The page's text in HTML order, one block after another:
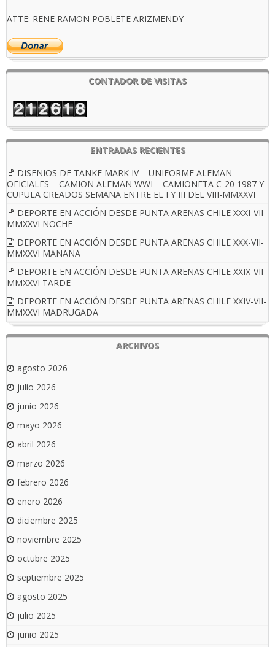
ATTE: RENE RAMON POBLETE ARIZMENDY
CONTADOR DE VISITAS
ENTRADAS RECIENTES
DISENIOS DE TANKE MARK IV – UNIFORME ALEMAN
OFICIALES – CAMION ALEMAN WWI – CAMIONETA C-20 1987 Y
CUPULA CREADOS SEMANA ENTRE EL I Y III DEL VIII-MMXXVI
DEPORTE EN ACCIÓN DESDE PUNTA ARENAS CHILE XXXI-VII-
MMXXVI NOCHE
DEPORTE EN ACCIÓN DESDE PUNTA ARENAS CHILE XXX-VII-
MMXXVI MAÑANA
DEPORTE EN ACCIÓN DESDE PUNTA ARENAS CHILE XXIX-VII-
MMXXVI TARDE
DEPORTE EN ACCIÓN DESDE PUNTA ARENAS CHILE XXIV-VII-
MMXXVI MADRUGADA
ARCHIVOS
agosto 2026
julio 2026
junio 2026
mayo 2026
abril 2026
marzo 2026
febrero 2026
enero 2026
diciembre 2025
noviembre 2025
octubre 2025
septiembre 2025
agosto 2025
julio 2025
junio 2025